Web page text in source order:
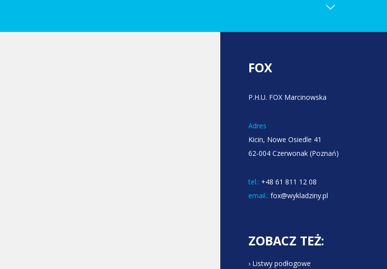
FOX
P.H.U. FOX Marcinowska
Adres
Kicin, Nowe Osiedle 41
62-004 Czerwonak (Poznań)
tel.: +48 61 811 12 08
email.: fox@wykladziny.pl
ZOBACZ TEŻ:
› Listwy podłogowe